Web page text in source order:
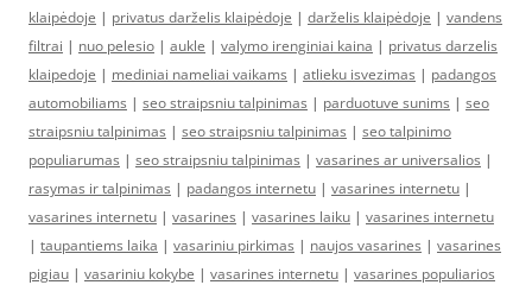
klaipėdoje | privatus darželis klaipėdoje | darželis klaipėdoje | vandens
filtrai | nuo pelesio | aukle | valymo irenginiai kaina | privatus darzelis
klaipedoje | mediniai nameliai vaikams | atlieku isvezimas | padangos
automobiliams | seo straipsniu talpinimas | parduotuve sunims | seo
straipsniu talpinimas | seo straipsniu talpinimas | seo talpinimo
populiarumas | seo straipsniu talpinimas | vasarines ar universalios |
rasymas ir talpinimas | padangos internetu | vasarines internetu |
vasarines internetu | vasarines | vasarines laiku | vasarines internetu
| taupantiems laika | vasariniu pirkimas | naujos vasarines | vasarines
pigiau | vasariniu kokybe | vasarines internetu | vasarines populiarios